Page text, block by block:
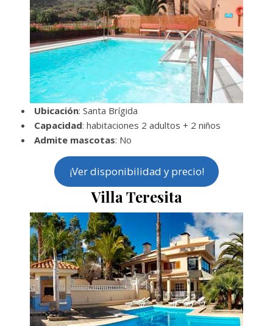
Ubicación: Santa Brígida
Capacidad: habitaciones 2 adultos + 2 niños
Admite mascotas: No
¡Ver disponibilidad y precio!
Villa Teresita